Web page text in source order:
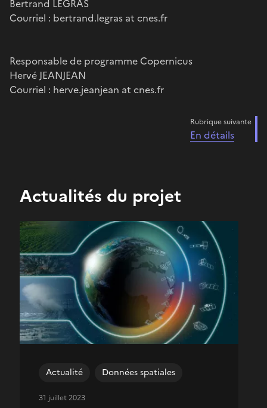
Bertrand LEGRAS
Courriel : bertrand.legras at cnes.fr
Responsable de programme Copernicus
Hervé JEANJEAN
Courriel : herve.jeanjean at cnes.fr
Rubrique suivante
En détails
Actualités du projet
Actualité Données spatiales
31 juillet 2023